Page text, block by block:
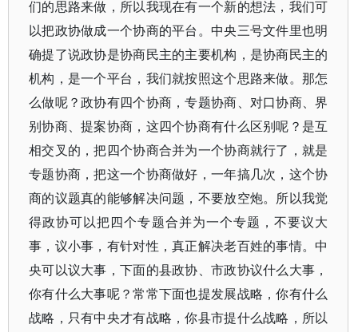
们的思路来做，所以我现在有一个新的想法，我们可
以把政协做成一个协商的平台。中央三号文件里也明
确提了说政协是协商民主的主要机构，是协商民主的
机构，是一个平台，我们就按照这个思路来做。那怎
么做呢？政协有四个协商，专题协商、对口协商、界
别协商、提案协商，这四个协商有什么区别呢？是互
相交叉的，把四个协商合并为一个协商就行了，就是
专题协商，把这一个协商做好，一年搞几次，这个协
商的议题真的能够解决问题，不要放空炮。所以我觉
得政协可以把四个专题合并为一个专题，不要议大
事，议小事，有针对性，真正解决老百姓的事情。中
央可以议大事，下面的县政协、市政协议什么大事，
你有什么大事呢？常常下面也提发展战略，你有什么
战略，只有中央才有战略，你县市提什么战略，所以